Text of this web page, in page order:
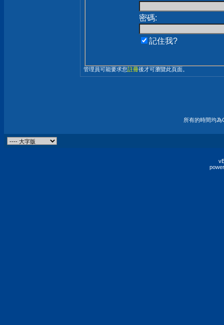
密碼:
記住我?
管理員可能要求您註冊後才可瀏覽此頁面。
所有的時間均為